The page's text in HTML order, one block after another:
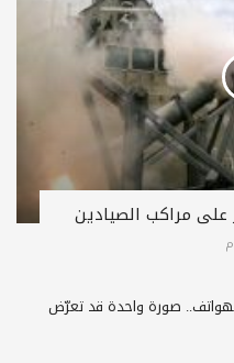
على مراكب الصيادين
صورة واحدة قد تعرّض